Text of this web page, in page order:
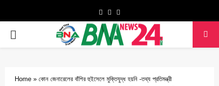
Facebook
Twitter
PRIMARY
Home » কোন জেনারেলের বাঁশির হুইসেলে মুক্তিযুদ্ধ হয়নি -তথ্য প্রতিমন্ত্রী